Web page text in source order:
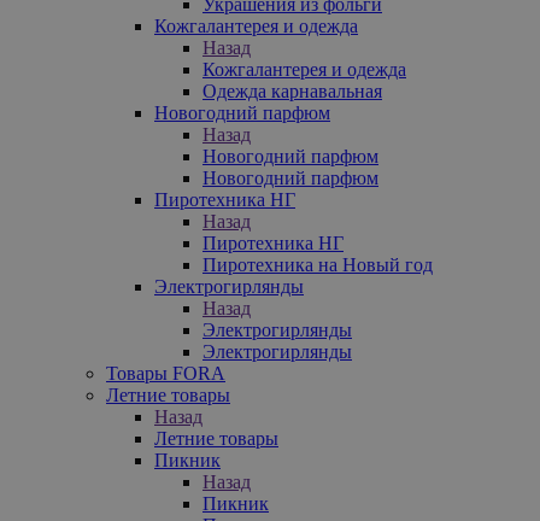
Кожгалантерея и одежда
Назад
Кожгалантерея и одежда
Одежда карнавальная
Новогодний парфюм
Назад
Новогодний парфюм
Новогодний парфюм
Пиротехника НГ
Назад
Пиротехника НГ
Пиротехника на Новый год
Электрогирлянды
Назад
Электрогирлянды
Электрогирлянды
Товары FORA
Летние товары
Назад
Летние товары
Пикник
Назад
Пикник